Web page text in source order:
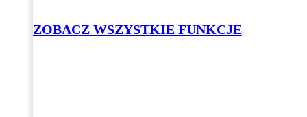
ZOBACZ WSZYSTKIE FUNKCJE